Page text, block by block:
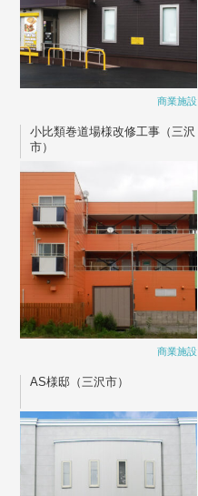
商業施設
小比類巻道場様改修工事（三沢
市）
商業施設
AS様邸（三沢市）